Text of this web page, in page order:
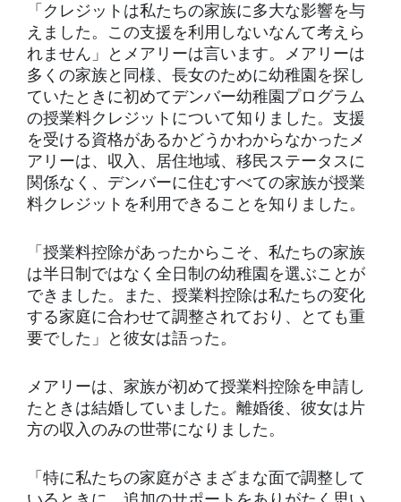
「クレジットは私たちの家族に多大な影響を与
えました。この支援を利用しないなんて考えら
れません」とメアリーは言います。メアリーは
多くの家族と同様、長女のために幼稚園を探し
ていたときに初めてデンバー幼稚園プログラム
の授業料クレジットについて知りました。支援
を受ける資格があるかどうかわからなかったメ
アリーは、収入、居住地域、移民ステータスに
関係なく、デンバーに住むすべての家族が授業
料クレジットを利用できることを知りました。
「授業料控除があったからこそ、私たちの家族
は半日制ではなく全日制の幼稚園を選ぶことが
できました。また、授業料控除は私たちの変化
する家庭に合わせて調整されており、とても重
要でした」と彼女は語った。
メアリーは、家族が初めて授業料控除を申請し
たときは結婚していました。離婚後、彼女は片
方の収入のみの世帯になりました。
「特に私たちの家庭がさまざまな面で調整して